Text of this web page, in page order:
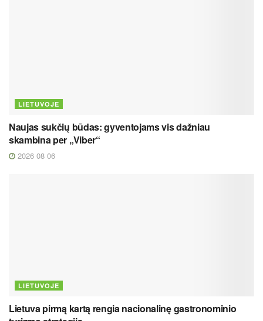
LIETUVOJE
Naujas sukčių būdas: gyventojams vis dažniau
skambina per „Viber“
2026 08 06
LIETUVOJE
Lietuva pirmą kartą rengia nacionalinę gastronominio